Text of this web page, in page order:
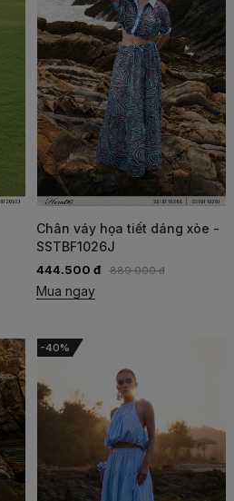
Chân váy họa tiết dáng xòe -
SSTBF1026J
444.500 đ 889.000 đ
Mua ngay
-40%